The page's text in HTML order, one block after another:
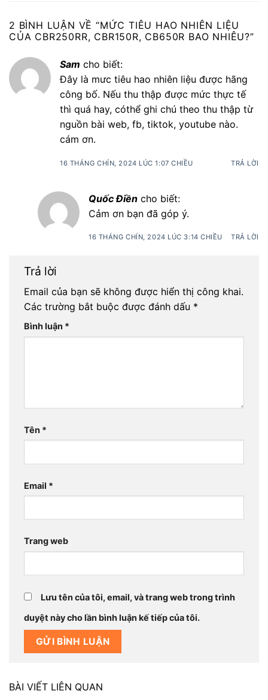
2 BÌNH LUẬN VỀ “MỨC TIÊU HAO NHIÊN LIỆU
CỦA CBR250RR, CBR150R, CB650R BAO NHIÊU?”
Sam cho biết:
Đây là mưc tiêu hao nhiên liệu được hãng
công bố. Nếu thu thập được mức thực tế
thì quá hay, cóthể ghi chú theo thu thập từ
nguồn bài web, fb, tiktok, youtube nào.
cám ơn.
16 THÁNG CHÍN, 2024 LÚC 1:07 CHIỀU TRẢ LỜI
Quốc Điền cho biết:
Cảm ơn bạn đã góp ý.
16 THÁNG CHÍN, 2024 LÚC 3:14 CHIỀU TRẢ LỜI
Trả lời
Email của bạn sẽ không được hiển thị công khai.
Các trường bắt buộc được đánh dấu *
Bình luận *
Tên *
Email *
Trang web
Lưu tên của tôi, email, và trang web trong trình
duyệt này cho lần bình luận kế tiếp của tôi.
BÀI VIẾT LIÊN QUAN